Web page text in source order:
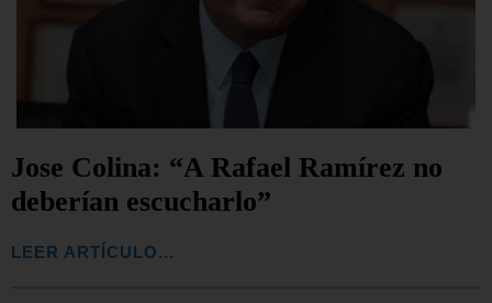
Jose Colina: “A Rafael Ramírez no
deberían escucharlo”
LEER ARTÍCULO...